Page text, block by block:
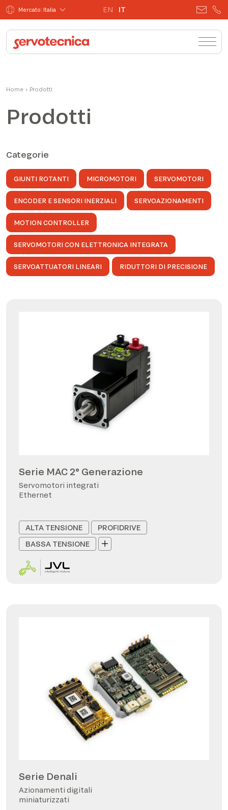
Mercato: Italia EN IT
Home › Prodotti
Prodotti
Categorie
GIUNTI ROTANTI MICROMOTORI SERVOMOTORI
ENCODER E SENSORI INERZIALI SERVOAZIONAMENTI
MOTION CONTROLLER
SERVOMOTORI CON ELETTRONICA INTEGRATA
SERVOATTUATORI LINEARI RIDUTTORI DI PRECISIONE
Serie MAC 2° Generazione
Servomotori integrati
Ethernet
ALTA TENSIONE
PROFIDRIVE
BASSA TENSIONE
Serie Denali
Azionamenti digitali
miniaturizzati